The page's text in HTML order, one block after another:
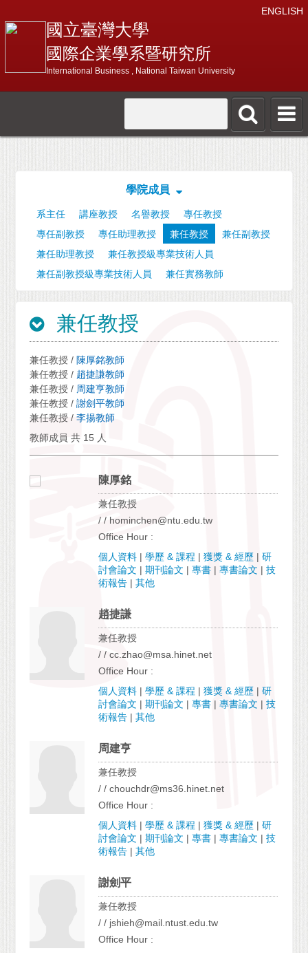
ENGLISH
國立臺灣大學
國際企業學系暨研究所
International Business , National Taiwan University
學院成員
系主任 講座教授 名譽教授
專任教授
專任副教授
專任助理教授 兼任教授
兼任副教授
兼任助理教授
兼任教授級專業技術人員
兼任副教授級專業技術人員
兼任實務教師
兼任教授
兼任教授 / 陳厚銘教師
兼任教授 / 趙捷謙教師
兼任教授 / 周建亨教師
兼任教授 /謝劍平教師
兼任教授 /李揚教師
教師成員 共 15 人
陳厚銘
兼任教授
/ / hominchen@ntu.edu.tw
Office Hour :
個人資料 |學歷 & 課程 |獲獎 & 經歷 |研
討會論文 |期刊論文 |專書 |專書論文 |技
術報告 |其他
趙捷謙
兼任教授
/ / cc.zhao@msa.hinet.net
Office Hour :
個人資料 |學歷 & 課程 |獲獎 & 經歷 |研
討會論文 |期刊論文 |專書 |專書論文 |技
術報告 |其他
周建亨
兼任教授
/ / chouchdr@ms36.hinet.net
Office Hour :
個人資料 |學歷 & 課程 |獲獎 & 經歷 |研
討會論文 |期刊論文 |專書 |專書論文 |技
術報告 |其他
謝劍平
兼任教授
/ / jshieh@mail.ntust.edu.tw
Office Hour :